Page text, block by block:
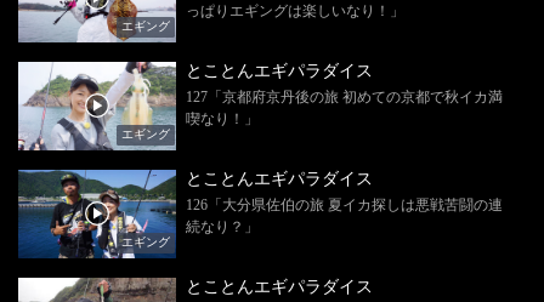
エギング
っぱりエギングは楽しいなり！」
エギング
とことんエギパラダイス
127「京都府京丹後の旅 初めての京都で秋イカ満
喫なり！」
エギング
とことんエギパラダイス
126「大分県佐伯の旅 夏イカ探しは悪戦苦闘の連
続なり？」
とことんエギパラダイス